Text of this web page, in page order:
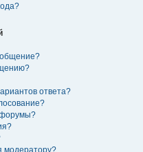
ответа?
модератору?